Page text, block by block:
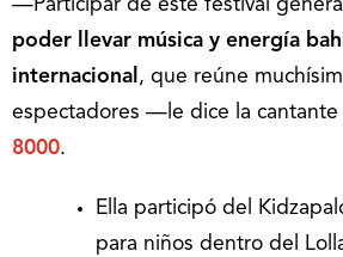
—Participar de este festival
poder llevar música y energía
internacional , que reúne
espectadores —le dice la cantante
8000.
Ella participó del
para niños dentro del